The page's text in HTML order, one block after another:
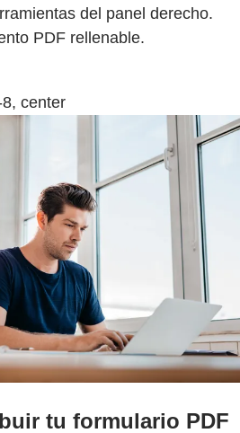
del panel derecho.
PDF rellenable.
center
tu formulario PDF